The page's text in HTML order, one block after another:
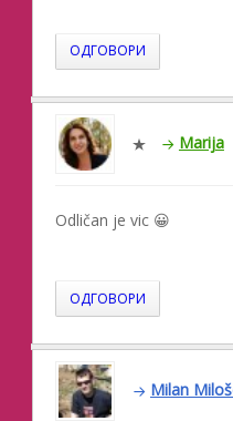
ОДГОВОРИ
Marija
Odličan je vic 😀
ОДГОВОРИ
Milan